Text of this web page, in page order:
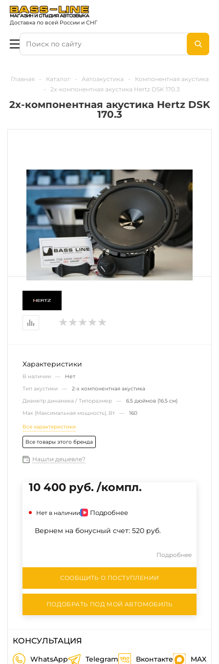
Доставка по всей России и СНГ
Главная - Каталог - Автоакустика -
Компонентная акустика
-
2х-компонентная акустика Hertz DSK 170.3
2х-компонентная акустика Hertz DSK
170.3
Характеристики
В наличии — Нет
Тип акустики — 2-х компонентная акустика
Диаметр динамика / Типоразмер — 6.5 дюймов (16.5 см)
Max (Максимальная мощность), Вт — 160
Все характеристики
Все товары этого бренда
Нашли дешевле?
10 400 руб. /компл.
Нет в наличии Подробнее
Вернем на бонусный счет: 520 руб.
Подробнее
СООБЩИТЬ О ПОСТУПЛЕНИИ
ПОДОБРАТЬ ПОД МОЙ АВТОМОБИЛЬ
КОНСУЛЬТАЦИЯ
WhatsApp Telegram Вконтакте MAX